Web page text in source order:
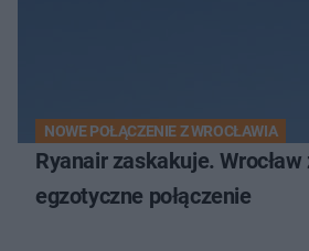
NOWE POŁĄCZENIE Z WROCŁAWIA
Ryanair zaskakuje.
egzotyczne połączenie